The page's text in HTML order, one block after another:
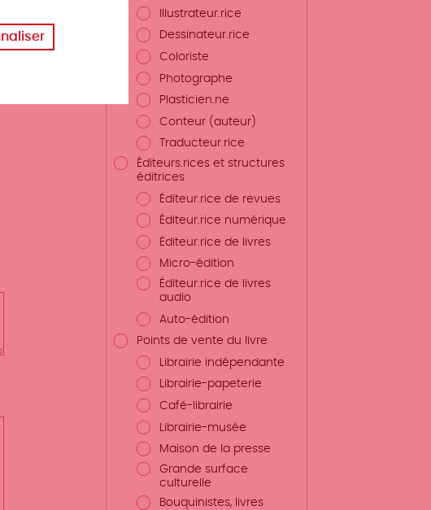
Illustrateur.rice
Dessinateur.rice
Coloriste
Photographe
Plasticien.ne
Conteur (auteur)
Traducteur.rice
Éditeurs.rices et structures
éditrices
Éditeur.rice de revues
Éditeur.rice numérique
Éditeur.rice de livres
Micro-édition
Éditeur.rice de livres
audio
Auto-édition
Points de vente du livre
Librairie indépendante
Librairie-papeterie
Café-librairie
Librairie-musée
Maison de la presse
Grande surface
culturelle
Bouquinistes, livres